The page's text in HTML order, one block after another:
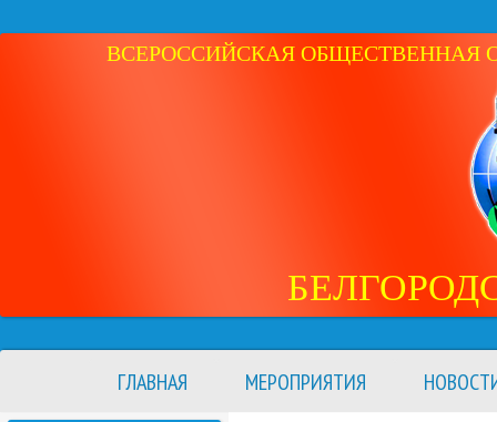
ВСЕРОССИЙСКАЯ ОБЩЕСТВЕННАЯ
ГЛАВНАЯ МЕРОПРИЯТИЯ